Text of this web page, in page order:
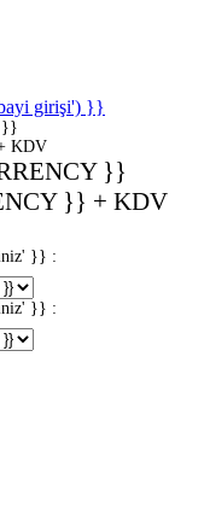
girişi') }}
}}
KDV
}}
}} + KDV
}} :
}} :